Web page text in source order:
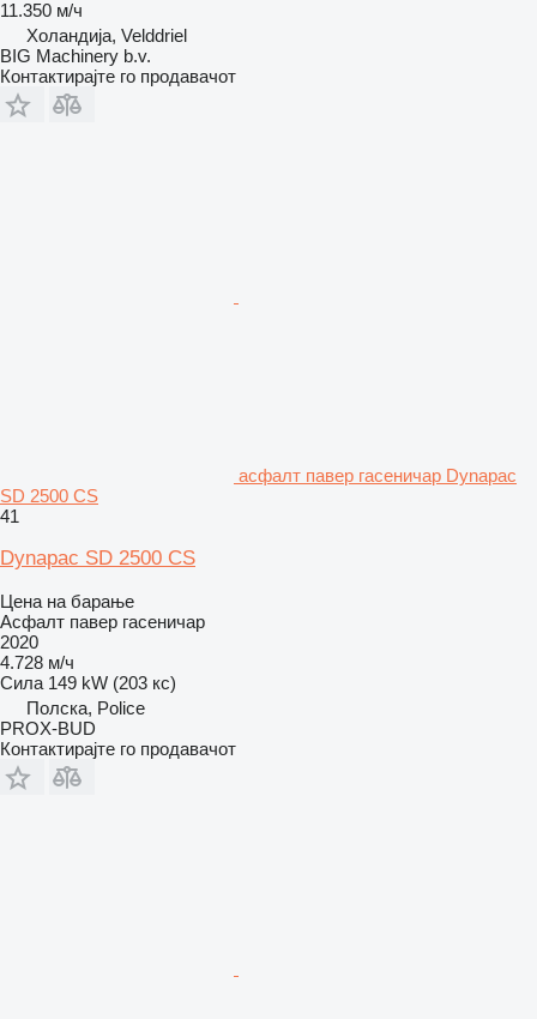
11.350 м/ч
Холандија, Velddriel
BIG Machinery b.v.
Контактирајте го продавачот
асфалт павер гасеничар Dynapac
SD 2500 CS
41
Dynapac SD 2500 CS
Цена на барање
Асфалт павер гасеничар
2020
4.728 м/ч
Сила 149 kW (203 кс)
Полска, Police
PROX-BUD
Контактирајте го продавачот